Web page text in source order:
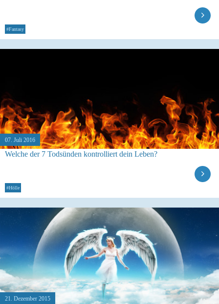
#Fantasy
07. Juli 2016
Welche der 7 Todsünden kontrolliert dein Leben?
#Hölle
21. Dezember 2015